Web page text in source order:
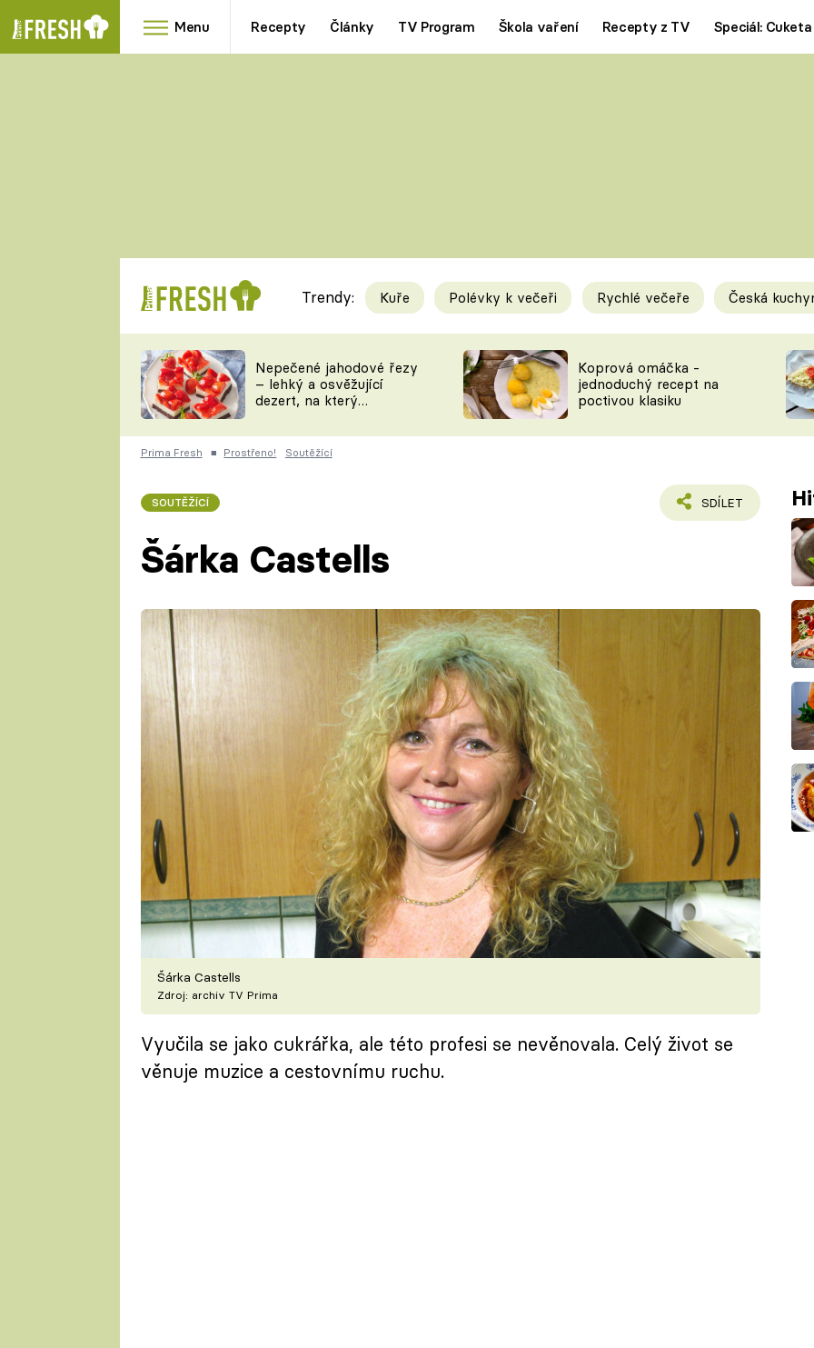
Menu Recepty Články TV Program Škola vaření Recepty z TV Speciál: Cuketa
RYCHLOVKY
Videorecepty
TEĎ VAŘÍ ŠÉF!
ČESKO NA TALÍŘI
Tipy a triky
KAM ZA JÍDLEM
VYCHYTÁVKY
ČASOPIS
Trendy: Kuře Polévky k večeři Rychlé večeře Česká
Nepečené jahodové řezy
– lehký a osvěžující
dezert, na který
Koprová omáčka -
jednoduchý recept na
poctivou klasiku
Prima Fresh ■ Prostřeno! Soutěžící
SOUTĚŽÍCÍ SDÍLET
Šárka Castells
Šárka Castells
Zdroj: archiv TV Prima
Vyučila se jako cukrářka, ale této profesi se nevěnovala. Celý život se
věnuje muzice a cestovnímu ruchu.